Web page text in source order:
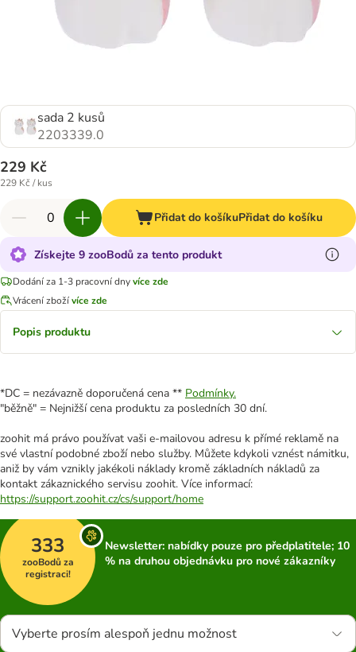
sada 2 kusů
2203339.0
229 Kč
229 Kč / kus
Přidat do košíkuPřidat do košíku
Získejte 9 zooBodů za tento produkt
Dodání za 1-3 pracovní dnyvíce zde
Vrácení zbožívíce zde
Popis produktu
*DC = nezávazně doporučená cena ** Podmínky.
"běžně" = Nejnižší cena produktu za posledních 30 dní.
zoohit má právo používat vaši e-mailovou adresu k přímé reklamě na
své vlastní podobné zboží nebo služby. Můžete kdykoli vznést námitku,
aniž by vám vznikly jakékoli náklady kromě základních nákladů za
kontakt zákaznického servisu zoohit. Více informací:
https://support.zoohit.cz/cs/support/home
333
zooBodů za
registraci!
Newsletter: nabídky pouze pro předplatitele; 10
% na druhou objednávku pro nové zákazníky
Vyberte prosím alespoň jednu možnost